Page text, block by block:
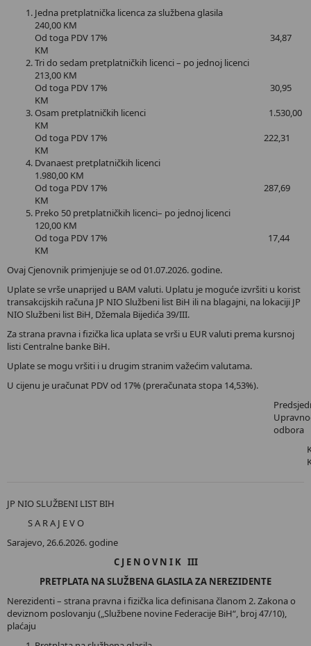
Jedna pretplatnička licenca za službena glasila
240,00 KM
Od toga PDV 17% 34,87
KM
Tri do sedam pretplatničkih licenci – po jednoj licenci
213,00 KM
Od toga PDV 17% 30,95
KM
Osam pretplatničkih licenci 1.530,00
KM
Od toga PDV 17% 222,31
KM
Dvanaest pretplatničkih licenci
1.980,00 KM
Od toga PDV 17% 287,69
KM
Preko 50 pretplatničkih licenci– po jednoj licenci
120,00 KM
Od toga PDV 17% 17,44
KM
Ovaj Cjenovnik primjenjuje se od 01.07.2026. godine.
Uplate se vrše unaprijed u BAM valuti. Uplatu je moguće izvršiti u korist
transakcijskih računa JP NIO Službeni list BiH ili na blagajni, na lokaciji JP
NIO Službeni list BiH, Džemala Bijedića 39/III.
Za strana pravna i fizička lica uplata se vrši u EUR valuti prema kursnoj
listi Centralne banke BiH.
Uplate se mogu vršiti i u drugim stranim važećim valutama.
U cijenu je uračunat PDV od 17% (preračunata stopa 14,53%).
odbora
JP NIO SLUŽBENI LIST BIH
S A R A J E V O
Sarajevo, 26.6.2026. godine
C J E N O V N I K III
PRETPLATA NA SLUŽBENA GLASILA ZA NEREZIDENTE
Nerezidenti – strana pravna i fizička lica definisana članom 2. Zakona o
deviznom poslovanju („Službene novine Federacije BiH“, broj 47/10),
plaćaju